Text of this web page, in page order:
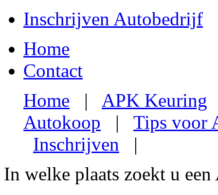
Inschrijven Autobedrijf
Home
Contact
Home | APK Keuring
Autokoop | Tips voor
Inschrijven |
In welke plaats zoekt u